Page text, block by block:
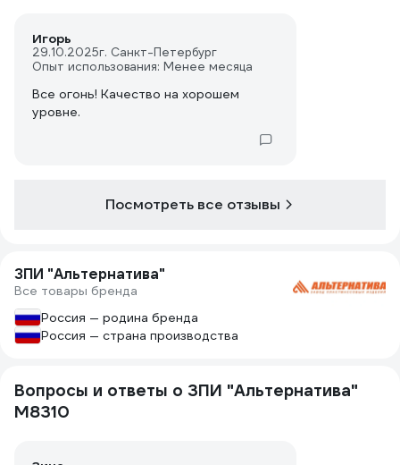
Игорь
29.10.2025г. Санкт-Петербург
Опыт использования: Менее месяца
Все огонь! Качество на хорошем
уровне.
Посмотреть все отзывы
ЗПИ "Альтернатива"
Все товары бренда
Россия — родина бренда
Россия — страна производства
Вопросы и ответы о ЗПИ "Альтернатива"
М8310